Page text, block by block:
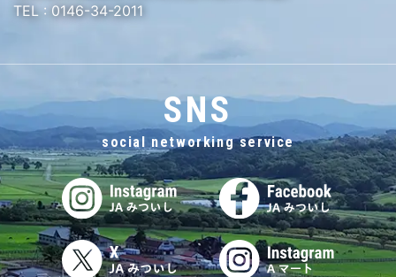
TEL : 0146-34-2011
SNS
social networking service